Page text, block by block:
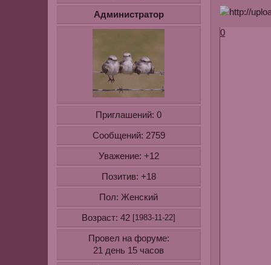
Администратор
Приглашений: 0
Сообщений: 2759
Уважение: +12
Позитив: +18
Пол: Женский
Возраст: 42 [1983-11-22]
Провел на форуме:
21 день 15 часов
0